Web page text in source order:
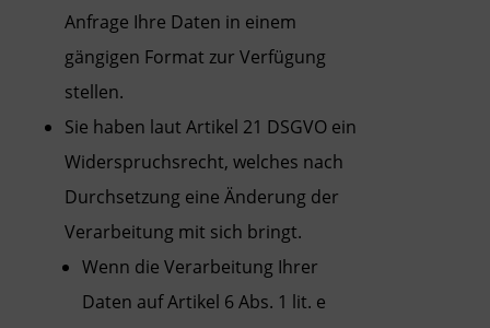
Anfrage Ihre Daten in einem
gängigen Format zur Verfügung
stellen.
Sie haben laut Artikel 21 DSGVO ein
Widerspruchsrecht, welches nach
Durchsetzung eine Änderung der
Verarbeitung mit sich bringt.
Wenn die Verarbeitung Ihrer
Daten auf Artikel 6 Abs. 1 lit. e